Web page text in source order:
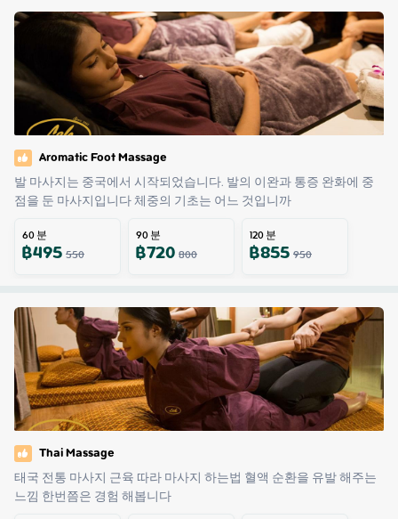
Aromatic Foot Massage
발 마사지는 중국에서 시작되었습니다. 발의 이완과 통증 완화에 중
점을 둔 마사지입니다 체중의 기초는 어느 것입니까
60분
฿495550
90분
฿720800
120분
฿855950
Thai Massage
태국 전통 마사지 근육 따라 마사지 하는법 혈액 순환을 유발 해주는
느낌 한번쯤은 경험 해봅니다